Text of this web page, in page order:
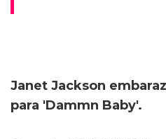
Janet Jackson
para 'Dammn Baby'.